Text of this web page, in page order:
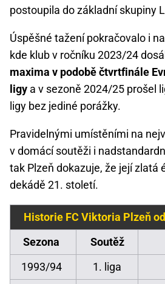
postoupila do základní skupiny
Úspěšné tažení pokračovalo i
kde klub v ročníku 2023/24
maxima v podobě čtvrtfinále
ligy a v sezoně 2024/25 prošel
ligy bez jediné porážky.
Pravidelnými umístěními na
v domácí soutěži i
tak Plzeň dokazuje, že její zlatá
dekádě 21. století.
Historie FC Viktoria Plzeň
Sezona
Soutěž
1993/94
1. liga